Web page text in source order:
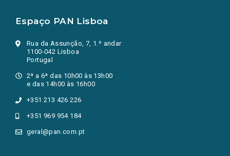
Espaço PAN Lisboa
Rua da Assunção, 7, 1.º andar
1100-042 Lisboa
Portugal
2ª a 6ª das 10h00 às 13h00
e das 14h00 às 16h00
+351 213 426 226
+351 969 954 184
geral@pan.com.pt